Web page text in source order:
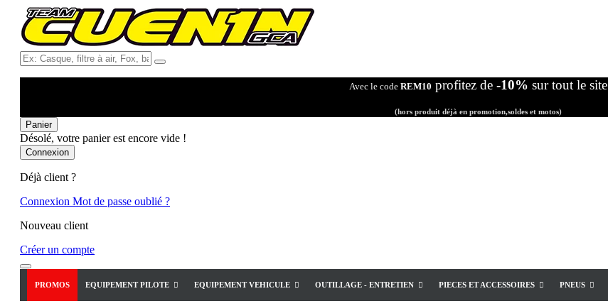
Ex:
Casque,
Fox,
...
Avec le code REM10 profitez de -10% sur tout le site
(hors produit déjà en promotion,soldes et motos)
Panier
Désolé, votre panier est encore vide !
Connexion
Déjà client ?
Connexion Mot de passe oublié ?
Nouveau client
Créer un compte
PROMOS EQUIPEMENT PILOTE EQUIPEMENT VEHICULE OUTILLAGE - ENTRETIEN PIECES ET ACCESSOIRES PNEUS